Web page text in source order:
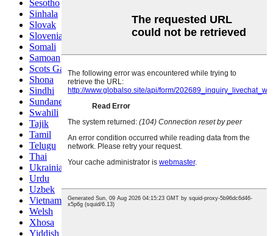
Sesotho
Sinhala
Slovak
Slovenian
Somali
Samoan
Scots Gaelic
Shona
Sindhi
Sundanese
Swahili
Tajik
Tamil
Telugu
Thai
Ukrainian
Urdu
Uzbek
Vietnamese
Welsh
Xhosa
Yiddish